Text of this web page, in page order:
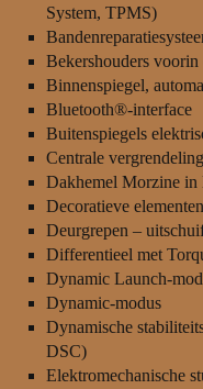
System, TPMS)
Bekershouders voorin
Binnenspiegel,
Bluetooth®-interface
Buitenspiegels
Centrale vergrendeling
Dakhemel Morzine in
Decoratieve
Deurgrepen –
Differentieel met
Dynamic Launch-
Dynamic-modus
Dynamische
DSC)
Elektromechanische